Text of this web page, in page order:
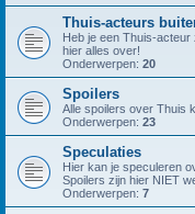
Thuis-acteurs
Heb je een Thuis-acteur
hier alles over!
Onderwerpen: 20
Spoilers
Alle spoilers over Thuis
Onderwerpen: 23
Speculaties
Hier kan je speculeren
Spoilers zijn hier NIET
Onderwerpen: 7